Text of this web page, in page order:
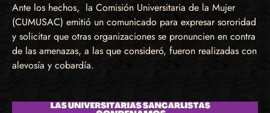
Ante los hechos, la Comisión Universitaria de la Mujer
(CUMUSAC) emitió un comunicado para expresar sororidad
y solicitar que otras organizaciones se pronuncien en contra
de las amenazas, a las que consideró, fueron realizadas con
alevosía y cobardía.